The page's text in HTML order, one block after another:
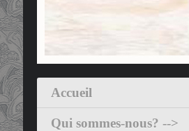
Accueil
Qui sommes-nous? -->